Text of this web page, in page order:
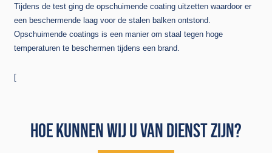
Tijdens de test ging de opschuimende coating uitzetten waardoor er
een beschermende laag voor de stalen balken ontstond.
Opschuimende coatings is een manier om staal tegen hoge
temperaturen te beschermen tijdens een brand.
[
HOE KUNNEN WIJ U VAN DIENST ZIJN?